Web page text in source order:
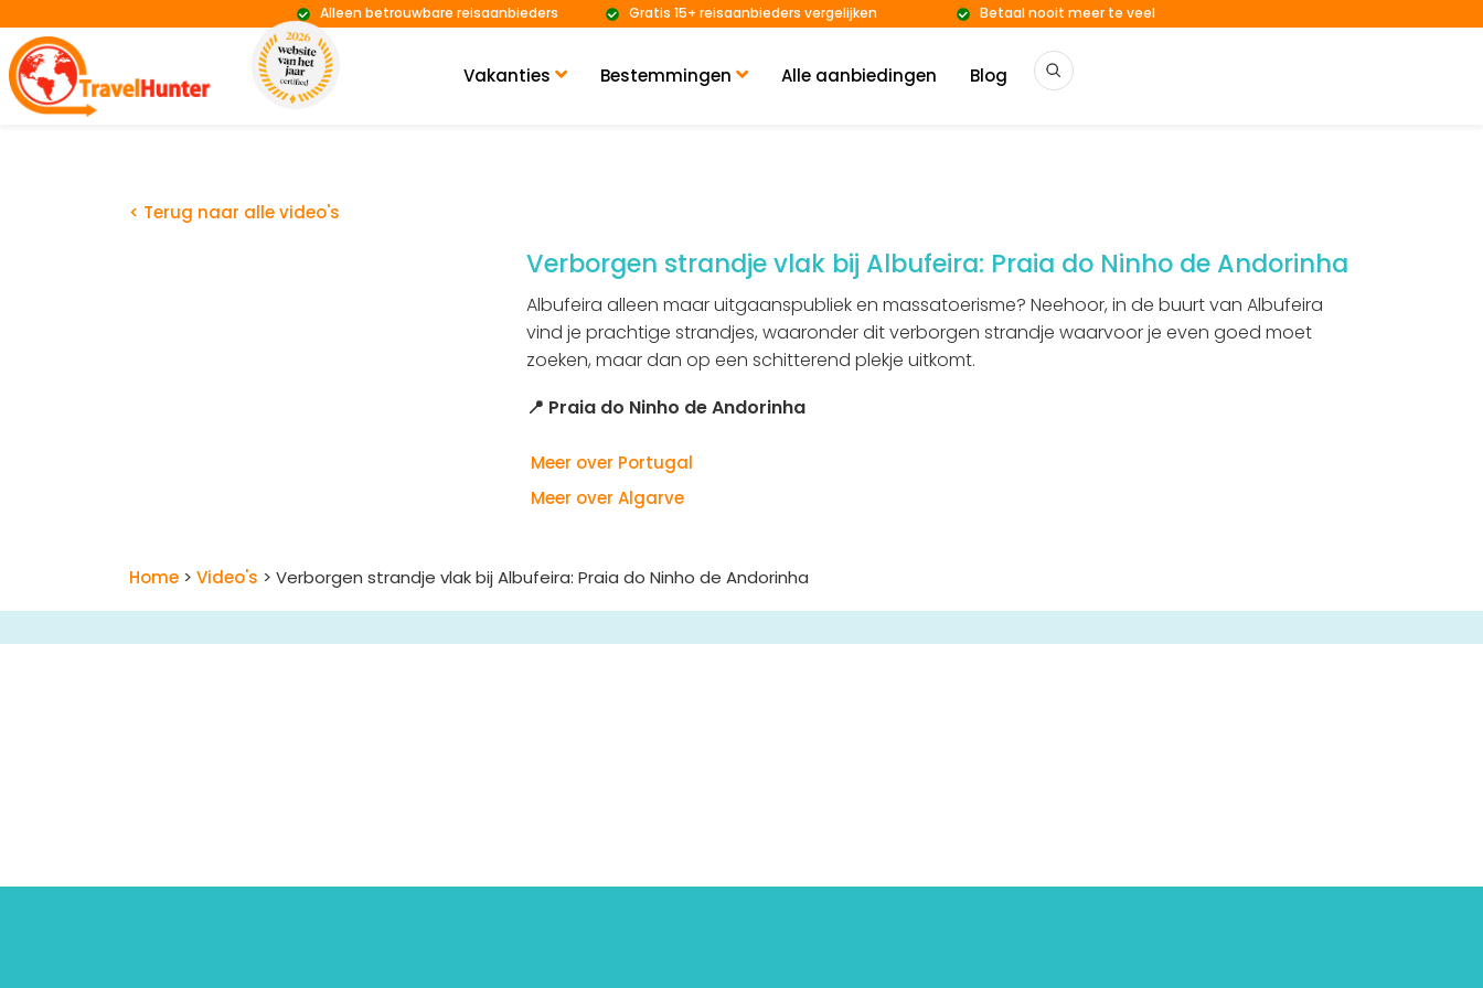
Vakanties Bestemmingen Alle aanbiedingen Blog
Alleen betrouwbare reisaanbieders Gratis 15+ reisaanbieders vergelijken Betaal nooit meer te veel
< Terug naar alle video's
Verborgen strandje vlak bij Albufeira: Praia do Ninho de Andorinha
Albufeira alleen maar uitgaanspubliek en massatoerisme? Neehoor, in de buurt van Albufeira
vind je prachtige strandjes, waaronder dit verborgen strandje waarvoor je even goed moet
zoeken, maar dan op een schitterend plekje uitkomt.
📍 Praia do Ninho de Andorinha
Meer over Portugal
Meer over Algarve
Home > Video's > Verborgen strandje vlak bij Albufeira: Praia do Ninho de Andorinha